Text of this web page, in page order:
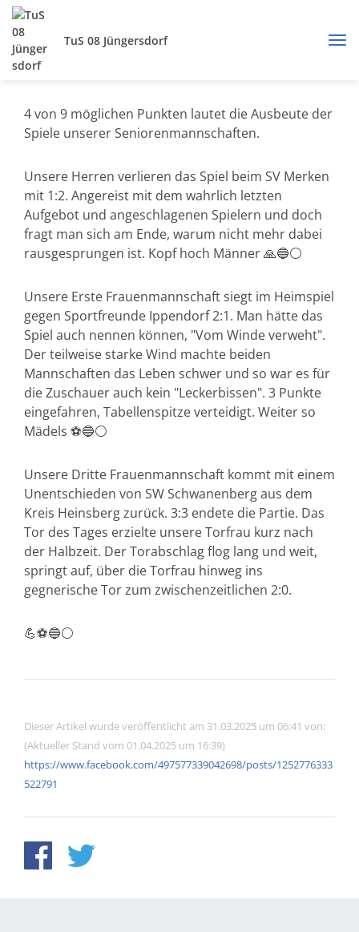
TuS 08 Jüngersdorf
4 von 9 möglichen Punkten lautet die Ausbeute der
Spiele unserer Seniorenmannschaften.
Unsere Herren verlieren das Spiel beim SV Merken
mit 1:2. Angereist mit dem wahrlich letzten
Aufgebot und angeschlagenen Spielern und doch
fragt man sich am Ende, warum nicht mehr dabei
rausgesprungen ist. Kopf hoch Männer 🙏🔵⚪️
Unsere Erste Frauenmannschaft siegt im Heimspiel
gegen Sportfreunde Ippendorf 2:1. Man hätte das
Spiel auch nennen können, "Vom Winde verweht".
Der teilweise starke Wind machte beiden
Mannschaften das Leben schwer und so war es für
die Zuschauer auch kein "Leckerbissen". 3 Punkte
eingefahren, Tabellenspitze verteidigt. Weiter so
Mädels ⚽️🔵⚪️
Unsere Dritte Frauenmannschaft kommt mit einem
Unentschieden von SW Schwanenberg aus dem
Kreis Heinsberg zurück. 3:3 endete die Partie. Das
Tor des Tages erzielte unsere Torfrau kurz nach
der Halbzeit. Der Torabschlag flog lang und weit,
springt auf, über die Torfrau hinweg ins
gegnerische Tor zum zwischenzeitlichen 2:0.
💪⚽️🔵⚪️
Dieser Artikel wurde veröffentlicht am 31.03.2025 um 06:41 von:
(Aktueller Stand vom 01.04.2025 um 16:39)
https://www.facebook.com/497577339042698/posts/1252776333
522791